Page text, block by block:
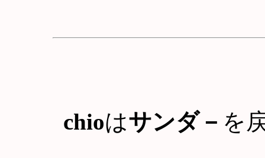
chioはサンダ－ を